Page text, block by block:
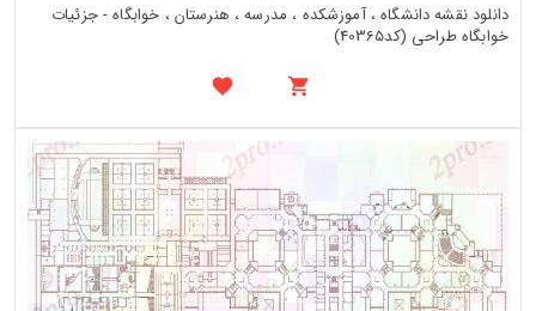
دانلود نقشه دانشگاه ، آموزشکده ، مدرسه ، هنرستان ، خوابگاه - جزئیات
خوابگاه طراحی (کد40365)